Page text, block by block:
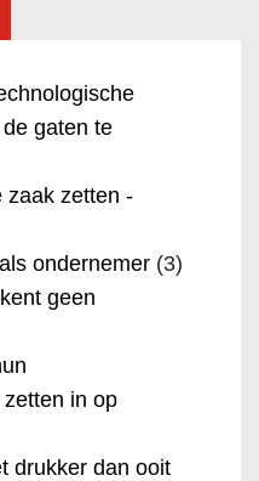
gaten te
zaak zetten -
ondernemer (3)
geen
in op
drukker dan ooit